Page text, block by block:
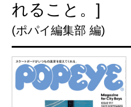
れること。]
(ポパイ編集部 編)